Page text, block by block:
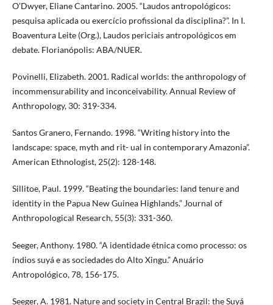
O’Dwyer, Eliane Cantarino. 2005. “Laudos antropológicos:
pesquisa aplicada ou exercício profissional da disciplina?”. In I.
Boaventura Leite (Org.), Laudos periciais antropológicos em
debate. Florianópolis: ABA/NUER.
Povinelli, Elizabeth. 2001. Radical worlds: the anthropology of
incommensurability and inconceivability. Annual Review of
Anthropology, 30: 319-334.
Santos Granero, Fernando. 1998. “Writing history into the
landscape: space, myth and rit- ual in contemporary Amazonia”.
American Ethnologist, 25(2): 128-148.
Sillitoe, Paul. 1999. “Beating the boundaries: land tenure and
identity in the Papua New Guinea Highlands.” Journal of
Anthropological Research, 55(3): 331-360.
Seeger, Anthony. 1980. “A identidade étnica como processo: os
índios suyá e as sociedades do Alto Xingu.” Anuário
Antropológico, 78, 156-175.
Seeger, A. 1981. Nature and society in Central Brazil: the Suyá